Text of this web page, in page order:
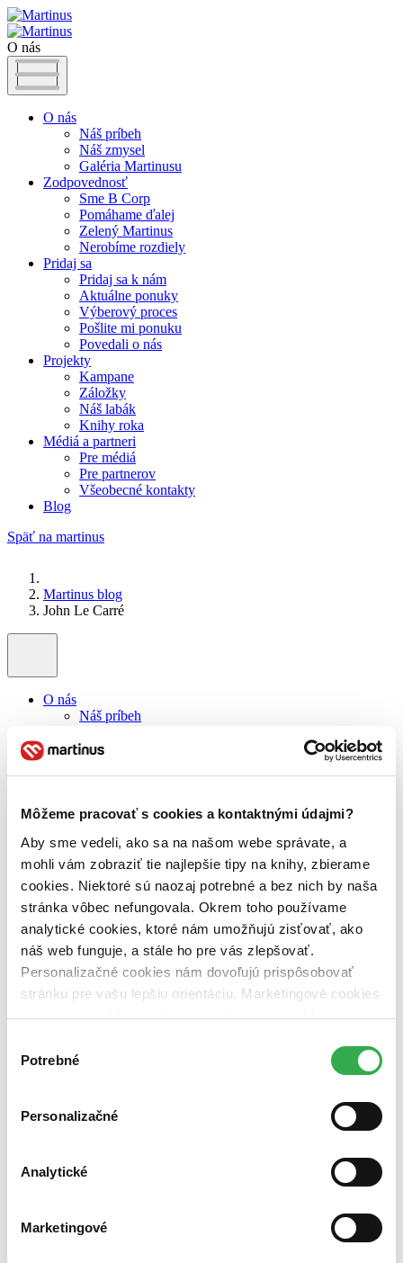
Môžeme pracovať s cookies a kontaktnými údajmi?
Aby sme vedeli, ako sa na našom webe správate, a
mohli vám zobraziť tie najlepšie tipy na knihy, zbierame
cookies. Niektoré sú naozaj potrebné a bez nich by naša
stránka vôbec nefungovala. Okrem toho používame
analytické cookies, ktoré nám umožňujú zisťovať, ako
náš web funguje, a stále ho pre vás zlepšovať.
Personalizačné cookies nám dovoľujú prispôsobovať
stránku pre vašu lepšiu orientáciu. Marketingové cookies
nám zas umožňujú zobrazenie relevantnej reklamy.
nám pomohlo, keby sme mohli používať všetky tieto
súhlasu
Potrebné
Personalizačné
Analytické
Marketingové
O nás
O nás
Náš príbeh
Náš zmysel
Galéria Martinusu
Zodpovednosť
Sme B Corp
Pomáhame ďalej
Zelený Martinus
Nerobíme rozdiely
Pridaj sa
Pridaj sa k nám
Aktuálne ponuky
Výberový proces
Pošlite mi ponuku
Povedali o nás
Projekty
Kampane
Záložky
Náš labák
Knihy roka
Médiá a partneri
Pre médiá
Pre partnerov
Všeobecné kontakty
Blog
Späť na martinus
Martinus blog
John Le Carré
O nás
Náš príbeh
Galéria Martinusu
Sme B Corp
Zelený Martinus
Pridaj sa
Pridaj sa k nám
Aktuálne ponuky
Výberový proces
Pošlite mi ponuku
Povedali o nás
Projekty
Kampane
Záložky
Náš labák
Médiá a partneri
Všetky články na tému: John Le Carré
23. januára 2012